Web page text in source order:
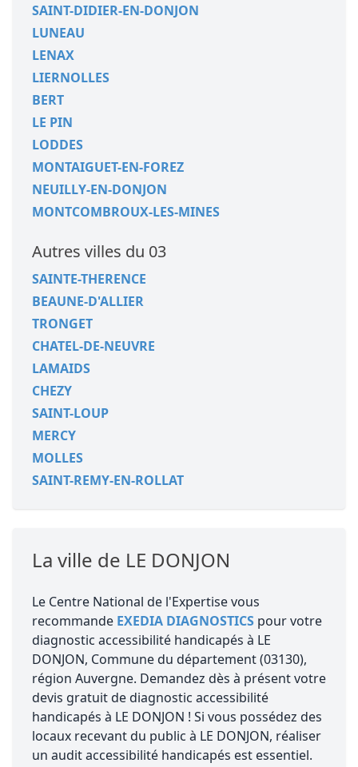
SAINT-DIDIER-EN-DONJON
LUNEAU
LENAX
LIERNOLLES
BERT
LE PIN
LODDES
MONTAIGUET-EN-FOREZ
NEUILLY-EN-DONJON
MONTCOMBROUX-LES-MINES
Autres villes du 03
SAINTE-THERENCE
BEAUNE-D'ALLIER
TRONGET
CHATEL-DE-NEUVRE
LAMAIDS
CHEZY
SAINT-LOUP
MERCY
MOLLES
SAINT-REMY-EN-ROLLAT
La ville de LE DONJON
Le Centre National de l'Expertise vous
recommande EXEDIA DIAGNOSTICS pour votre
diagnostic accessibilité handicapés à LE
DONJON, Commune du département (03130),
région Auvergne. Demandez dès à présent votre
devis gratuit de diagnostic accessibilité
handicapés à LE DONJON ! Si vous possédez des
locaux recevant du public à LE DONJON, réaliser
un audit accessibilité handicapés est essentiel.